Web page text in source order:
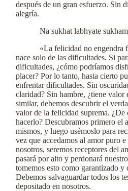
después de un gran esfuerzo. Sin
alegría.
Na sukhat labhyate
«La felicidad no engendra
nace solo de las dificultades. Si
dificultades, ¿cómo podríamos
placer? Por lo tanto, hasta cierto
enfrentar dificultades. Sin
claridad? Sin hambre, ¿tiene valor
similar, debemos descubrir el
valor de la felicidad suprema. ¿De
hacerlo? Descubramos primero el
mismos, y luego usémoslo para
vez que accedamos al amor puro
nosotros, seremos receptores del
pasará por alto y perdonará
tomemos esto como garantizado y
Debemos salvaguardar todos los
depositado en nosotros.